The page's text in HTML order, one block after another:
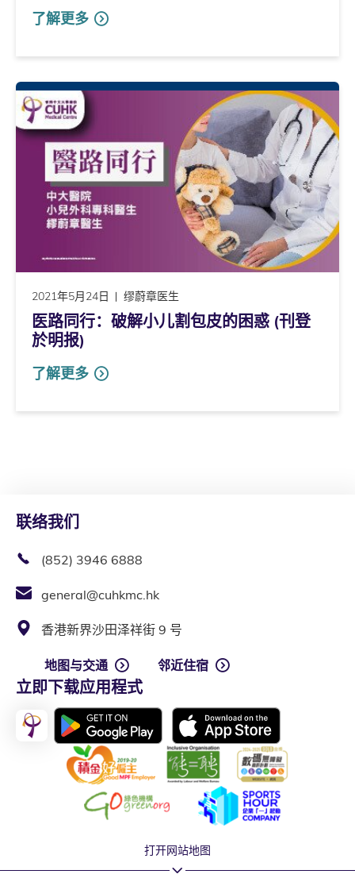
了解更多
2021年5月24日 缪蔚章医生
医路同行：破解小儿割包皮的困惑 (刊登
於明报)
了解更多
联络我们
(852) 3946 6888
general@cuhkmc.hk
香港新界沙田泽祥街 9 号
地图与交通 邻近住宿
立即下载应用程式
打开网站地图